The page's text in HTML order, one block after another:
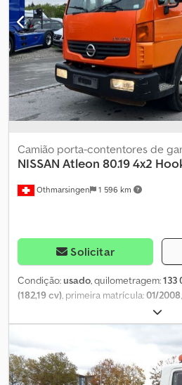
3500PSI + Regulador de aceleração
mangueira elétrico + 1x lança de alta
água de 2 câmaras, aprox. 3.000l
municipal de 1º proprietário Receba
anunciados por e-mail – inscreva-se na
Dodpfx Acswyvvze Deck Sujeito a
reservada!
Othmarsingen 1 596 km
Camião porta-contentores de
NISSAN Atleon 80.19 4x2
Solicitar
Condição:usado, quilometragem:133
(182,19 cv), primeira matrícula:01/2008
, tipo de
classe de emissão:Euro 4,
Caixa de câmbio manual - Ar-
Caçamba - Suspensão de molas